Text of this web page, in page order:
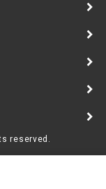
reserved.